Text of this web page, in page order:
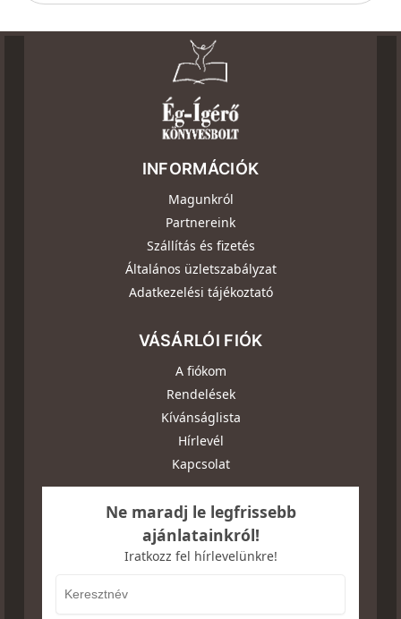
INFORMÁCIÓK
Magunkról
Partnereink
Szállítás és fizetés
Általános üzletszabályzat
Adatkezelési tájékoztató
VÁSÁRLÓI FIÓK
A fiókom
Rendelések
Kívánságlista
Hírlevél
Kapcsolat
Ne maradj le legfrissebb
ajánlatainkról!
Iratkozz fel hírlevelünkre!